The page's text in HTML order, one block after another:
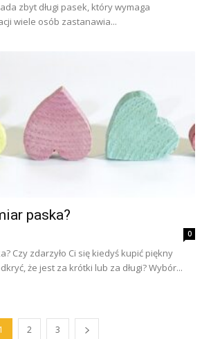
zbyt długi pasek, który wymaga
wiele osób zastanawia...
paska?
0
Czy zdarzyło Ci się kiedyś kupić piękny
że jest za krótki lub za długi? Wybór...
1 2 3